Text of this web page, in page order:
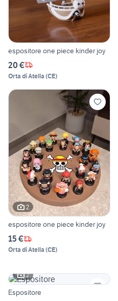
espositore one piece kinder joy
20 €
Orta di Atella (CE)
2
espositore one piece kinder joy
15 €
Orta di Atella (CE)
2
Espositore